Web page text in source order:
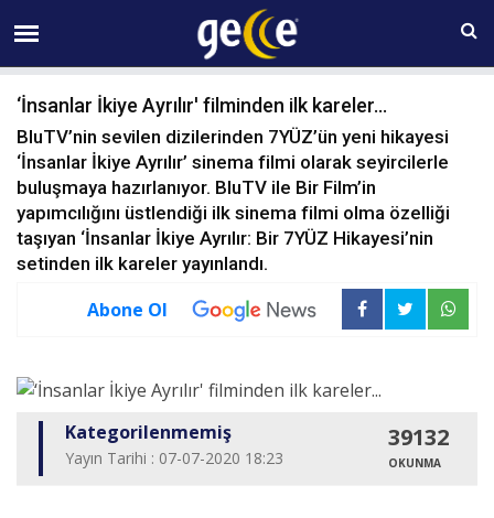
09 AĞUSTOS Pazar 00:16
‘İnsanlar İkiye Ayrılır' filminden ilk kareler...
BluTV’nin sevilen dizilerinden 7YÜZ’ün yeni hikayesi
‘İnsanlar İkiye Ayrılır’ sinema filmi olarak seyircilerle
buluşmaya hazırlanıyor. BluTV ile Bir Film’in
yapımcılığını üstlendiği ilk sinema filmi olma özelliği
taşıyan ‘İnsanlar İkiye Ayrılır: Bir 7YÜZ Hikayesi’nin
setinden ilk kareler yayınlandı.
Abone Ol
Kategorilenmemiş
Yayın Tarihi : 07-07-2020 18:23
39132
OKUNMA